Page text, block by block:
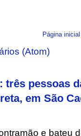
Página inicial
(Atom)
três pessoas
em São
e bateu